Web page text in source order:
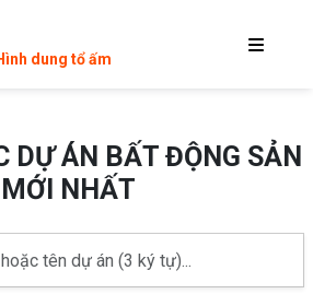
dung tổ ấm
DỰ ÁN BẤT ĐỘNG SẢN
MỚI NHẤT